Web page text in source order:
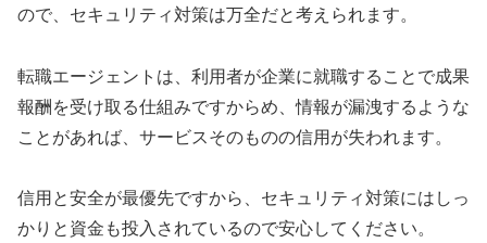
ので、セキュリティ対策は万全だと考えられます。
転職エージェントは、利用者が企業に就職することで成果
報酬を受け取る仕組みですからめ、情報が漏洩するような
ことがあれば、サービスそのものの信用が失われます。
信用と安全が最優先ですから、セキュリティ対策にはしっ
かりと資金も投入されているので安心してください。